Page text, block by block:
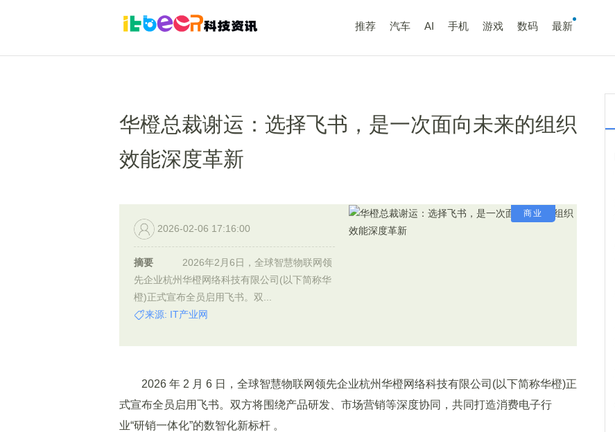
推荐 汽车 AI 手机 游戏 数码 最新
华橙总裁谢运：选择飞书，是一次面向未来的组织
效能深度革新
商业
2026-02-06 17:16:00
摘要
2026年2月6日，全球智慧物联网领
先企业杭州华橙网络科技有限公司(以下简称华
橙)正式宣布全员启用飞书。双...
来源: IT产业网
2026 年 2 月 6 日，全球智慧物联网领先企业杭州华橙网络科技有限公司(以下简称华橙)正
式宣布全员启用飞书。双方将围绕产品研发、市场营销等深度协同，共同打造消费电子行
业“研销一体化”的数智化新标杆 。